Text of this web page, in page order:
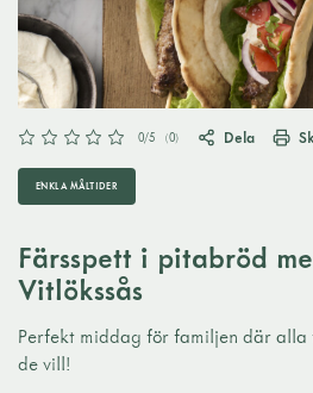
0/5 (0) Dela
ENKLA MÅLTIDER
Färsspett i pitabröd
Vitlökssås
Perfekt middag för familjen där alla
de vill!